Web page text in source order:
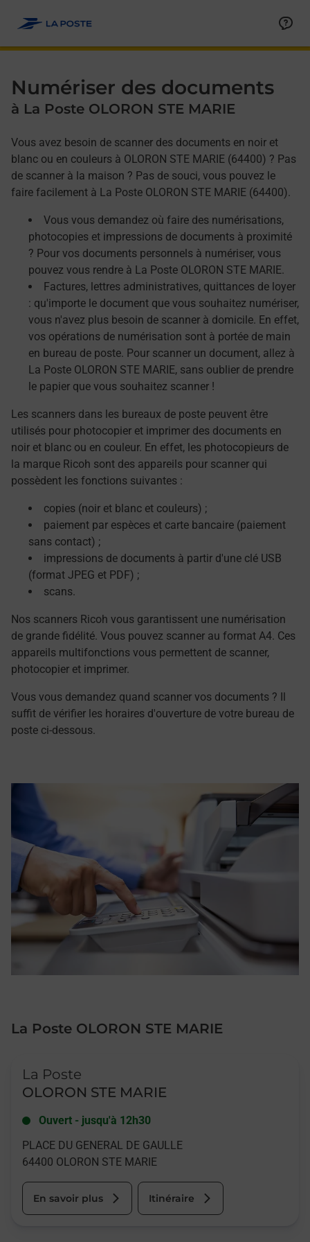
Numériser des documents
à La Poste OLORON STE MARIE
Vous avez besoin de scanner des documents en noir et
blanc ou en couleurs à OLORON STE MARIE (64400) ? Pas
de scanner à la maison ? Pas de souci, vous pouvez le
faire facilement à La Poste OLORON STE MARIE (64400).
Vous vous demandez où faire des numérisations,
photocopies et impressions de documents à proximité
? Pour vos documents personnels à numériser, vous
pouvez vous rendre à La Poste OLORON STE MARIE.
Factures, lettres administratives, quittances de loyer
: qu'importe le document que vous souhaitez numériser,
vous n'avez plus besoin de scanner à domicile. En effet,
vos opérations de numérisation sont à portée de main
en bureau de poste. Pour scanner un document, allez à
La Poste OLORON STE MARIE, sans oublier de prendre
le papier que vous souhaitez scanner !
Les scanners dans les bureaux de poste peuvent être
utilisés pour photocopier et imprimer des documents en
noir et blanc ou en couleur. En effet, les photocopieurs de
la marque Ricoh sont des appareils pour scanner qui
possèdent les fonctions suivantes :
copies (noir et blanc et couleurs) ;
paiement par espèces et carte bancaire (paiement
sans contact) ;
impressions de documents à partir d'une clé USB
(format JPEG et PDF) ;
scans.
Nos scanners Ricoh vous garantissent une numérisation
de grande fidélité. Vous pouvez scanner au format A4. Ces
appareils multifonctions vous permettent de scanner,
photocopier et imprimer.
Vous vous demandez quand scanner vos documents ? Il
suffit de vérifier les horaires d'ouverture de votre bureau de
poste ci-dessous.
La Poste OLORON STE MARIE
La Poste
OLORON STE MARIE
Ouvert - jusqu'à 12h30
PLACE DU GENERAL DE GAULLE
64400 OLORON STE MARIE
En savoir plus Itinéraire